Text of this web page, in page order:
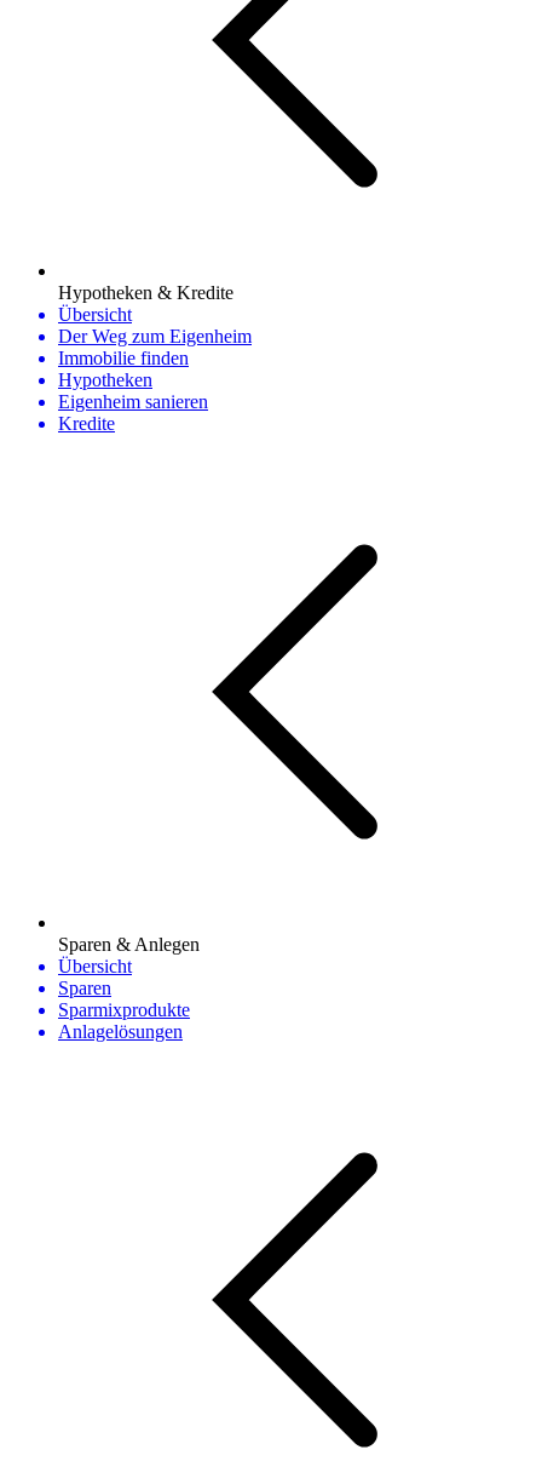
Hypotheken & Kredite
Übersicht
Der Weg zum Eigenheim
Immobilie finden
Hypotheken
Eigenheim sanieren
Kredite
Sparen & Anlegen
Übersicht
Sparen
Sparmixprodukte
Anlagelösungen